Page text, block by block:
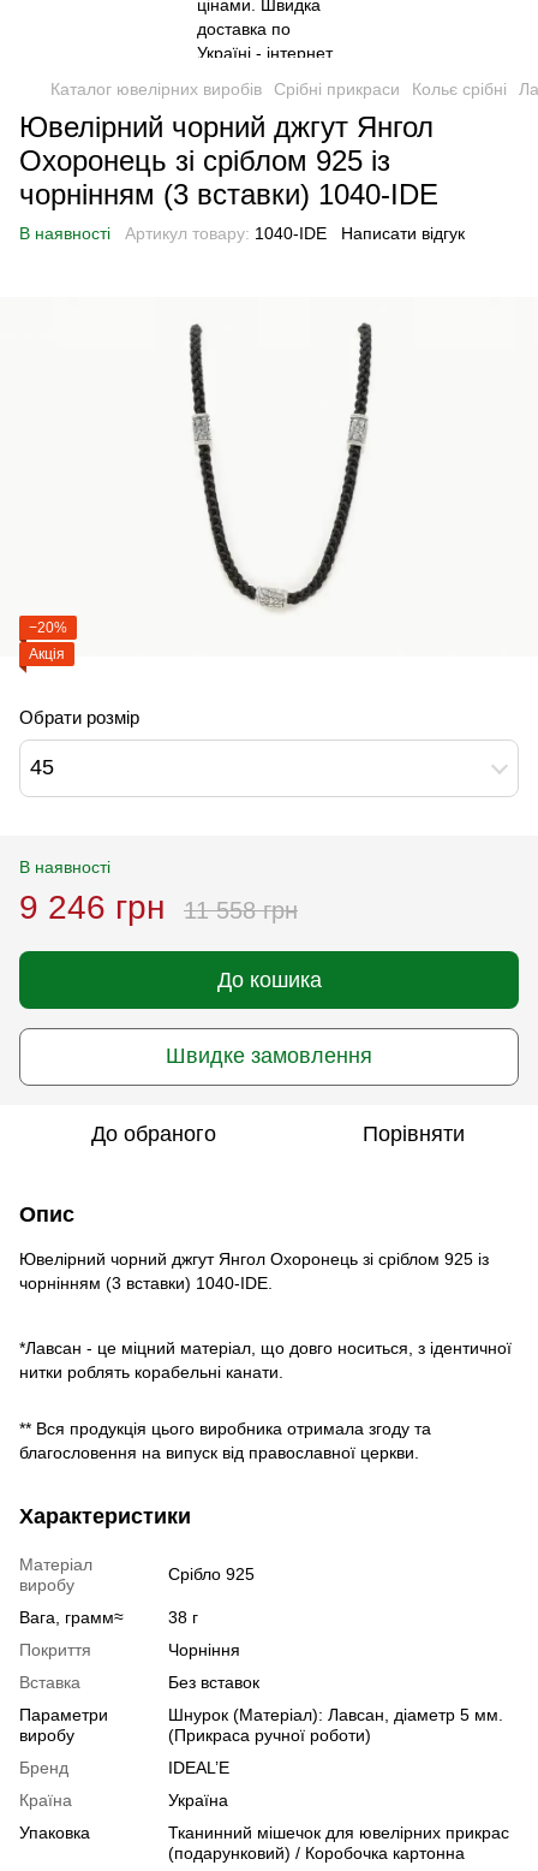
Каталог ювелірних виробів Срібні прикраси Кольє срібні
Ювелірний чорний джгут Янгол
Охоронець зі сріблом 925 із
чорнінням (3 вставки) 1040-IDE
В наявності Артикул товару: 1040-IDE Написати відгук
−20%
Акція
Обрати розмір
45
В наявності
9 246 грн 11 558 грн
До кошика
Швидке замовлення
До обраного Порівняти
Опис
Ювелірний чорний джгут Янгол Охоронець зі сріблом 925 із
чорнінням (3 вставки) 1040-IDE.
*Лавсан - це міцний матеріал, що довго носиться, з ідентичної
нитки роблять корабельні канати.
** Вся продукція цього виробника отримала згоду та
благословення на випуск від православної церкви.
Характеристики
Матеріал
виробу
Срібло 925
Вага, грамм≈
38 г
Покриття
Чорніння
Вставка
Без вставок
Параметри
виробу
Шнурок (Матеріал): Лавсан, діаметр 5 мм.
(Прикраса ручної роботи)
Бренд
IDEAL’E
Країна
Україна
Упаковка
Тканинний мішечок для ювелірних прикрас
(подарунковий) / Коробочка картонна